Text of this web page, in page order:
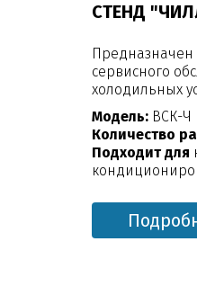
СТЕНД
Предназначен
сервисного
холодильных
Модель: ВСК-Ч
Количество
Подходит для